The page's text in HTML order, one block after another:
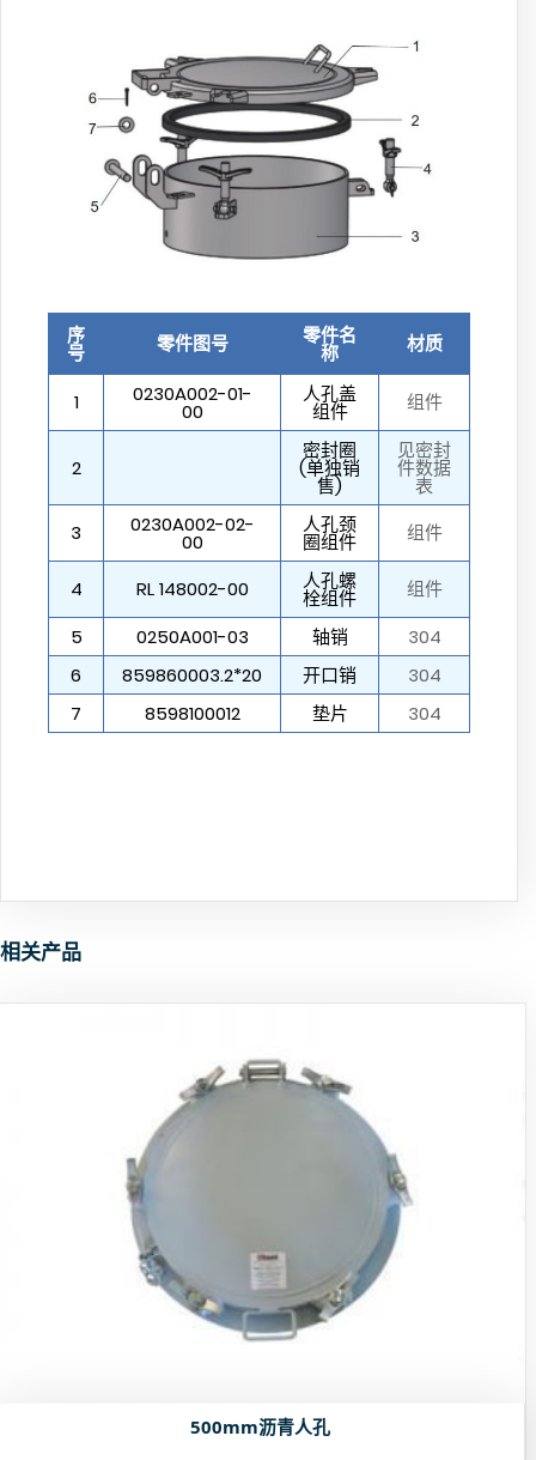
序
号 零件图号 零件名
称 材质
1 0230A002-01-
00
人孔盖
组件 组件
2
密封圈
(单独销
售)
见密封
件数据
表
3
0230A002-02-
00
人孔颈
圈组件 组件
4 RL 148002-00 人孔螺
栓组件
组件
5
0250A001-03 轴销
304
6
859860003.2*20 开口销
304
7
8598100012 垫片 304
相关产品
500mm沥青人孔